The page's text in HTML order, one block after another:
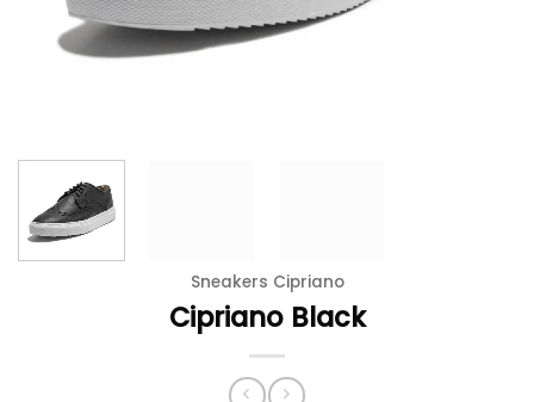
Sneakers Cipriano
Cipriano Black